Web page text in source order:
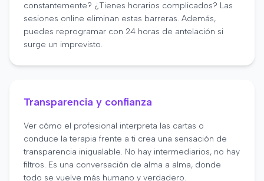
constantemente? ¿Tienes horarios complicados? Las
sesiones online eliminan estas barreras. Además,
puedes reprogramar con 24 horas de antelación si
surge un imprevisto.
Transparencia y confianza
Ver cómo el profesional interpreta las cartas o
conduce la terapia frente a ti crea una sensación de
transparencia inigualable. No hay intermediarios, no hay
filtros. Es una conversación de alma a alma, donde
todo se vuelve más humano y verdadero.